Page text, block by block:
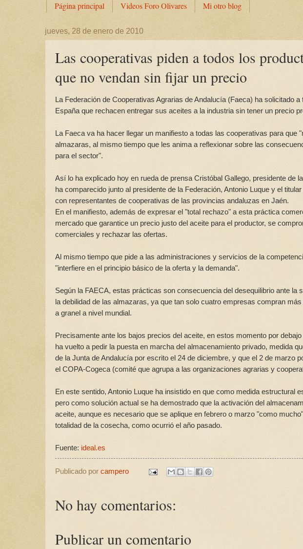
Página principal Videos Foro Olivares Mi otro blog
jueves, 28 de enero de 2010
Las cooperativas piden a todos los
que no vendan sin fijar un precio
La Federación de Cooperativas Agrarias de Andalucía (Faeca) ha solicitado
España que rechacen entregar sus aceites a la industria sin tener un precio
La Faeca va ha hacer llegar un manifiesto a todas las cooperativas para que
almazaras, al mismo tiempo que les anima a reflexionar sobre las
para el sector".
Así lo ha explicado hoy en rueda de prensa Cristóbal Gallego, presidente de
ha comparecido junto al presidente de la Federación, Antonio Luque y el
con representantes de cooperativas de las provincias andaluzas en Jaén.
En el manifiesto, además de expresar el "total rechazo" a esta práctica
mercado que garantice un precio justo del aceite para el productor, se
comerciales y rechazar las ofertas.
Al mismo tiempo que pide a las administraciones y servicios de la
"interfiere en el principio básico de la oferta y la demanda".
Según la FAECA, estas prácticas son consecuencia del desequilibrio ante la
la debilidad de las almazaras, ya que tan solo cuatro empresas compran
a granel a nivel mundial.
Precisamente ante los bajos precios del aceite, en estos momento por
ha vuelto a pedir la puesta en marcha del almacenamiento privado, medida
de la Junta de Andalucía por escrito el 24 de diciembre, y que el 2 de marzo
el COPA-Cogeca (comité que agrupa a las organizaciones agrarias y
En este sentido, Antonio Luque ha insistido en que como medida estructural
pero como solución actual se ha demostrado que la activación del
aceite, aunque es necesario que se aplique en febrero o marzo "como
totalidad de la cosecha, como ocurrió el año pasado.
Fuente: ideal.es
Publicado por campero
No hay comentarios:
Publicar un comentario